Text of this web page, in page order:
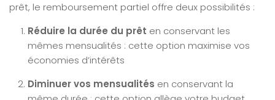
prêt, le remboursement partiel offre deux possibilités :
Réduire la durée du prêt en conservant les
mêmes mensualités : cette option maximise vos
économies d’intérêts
Diminuer vos mensualités en conservant la